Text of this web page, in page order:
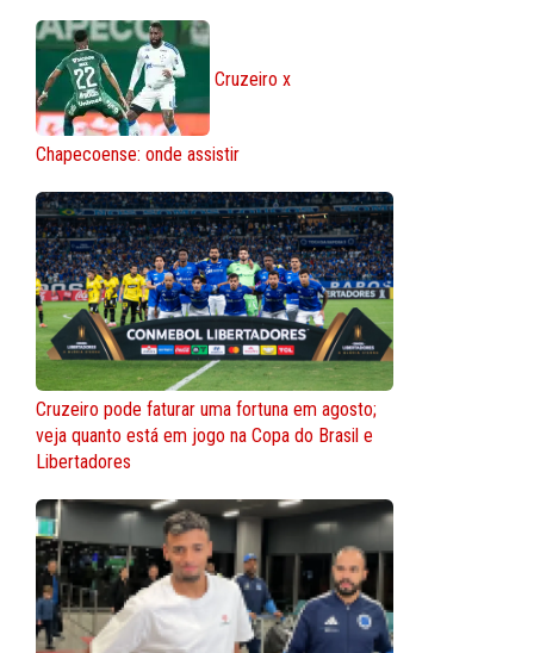
Cruzeiro x
Chapecoense: onde assistir
Cruzeiro pode faturar uma fortuna em agosto;
veja quanto está em jogo na Copa do Brasil e
Libertadores